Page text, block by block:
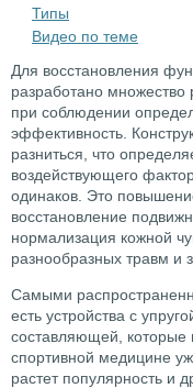
Типы
Видео по теме
Для восстановления
разработано множество
при соблюдении
эффективность.
разниться, что
воздействующего
одинаков. Это
восстановление
нормализация кожной
разнообразных травм и
Самыми
есть устройства с
составляющей, которые
спортивной медицине
растет популярность и